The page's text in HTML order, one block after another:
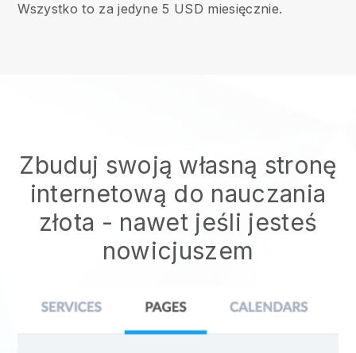
Wszystko to za jedyne 5 USD miesięcznie.
Zbuduj swoją własną stronę
internetową do nauczania
złota - nawet jeśli jesteś
nowicjuszem